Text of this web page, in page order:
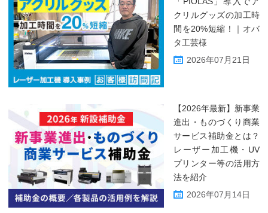
クリルグッズの加工時
間を20%短縮！｜オバ
タ工芸様
2026年07月21日
【2026年最新】新事業
進出・ものづくり商業
サービス補助金とは？
レーザー加工機・UV
プリンター等の活用方
法を紹介
2026年07月14日